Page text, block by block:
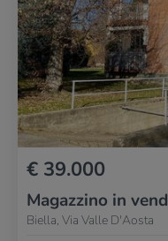
€ 39.000
Magazzino in
Biella, Via Valle D'Aosta